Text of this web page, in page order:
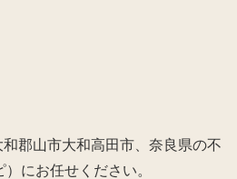
郡山市大和高田市、奈良県の不
にお任せください。